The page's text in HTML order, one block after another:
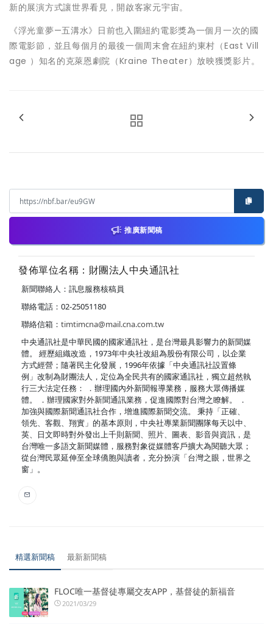
新的展演方式讓世界看見，開啟客家元宇宙。
《浮光童夢—五溝水》日前也入圍紐約電影獎為一個月一次的國
際電影節，並且每個月的最後一個周末會在紐約東村（East Vill
age ）知名的克萊恩劇院（Kraine Theater）放映獲獎影片。
推廣新聞稿
發佈單位名稱：財團法人中央通訊社
新聞聯絡人：訊息服務核稿員
聯絡電話：02-25051180
聯絡信箱： timtimcna@mail.cna.com.tw
中央通訊社是中華民國的國家通訊社，是台灣最具影響力的新聞媒
體。 經歷組織改造，1973年中央社改組為股份有限公司，以企業
方式經營；隨著民主化發展，1996年依據「中央通訊社設置條
例」改制為財團法人，定位為全民共有的國家通訊社，獨立超然執
行三大法定任務： ．辦理國內外新聞報導業務，服務大眾傳播媒
體。 ．辦理國家對外新聞通訊業務，促進國際對台灣之瞭解。 ．
加強與國際新聞通訊社合作，增進國際新聞交流。 秉持「正確、
領先、客觀、翔實」的基本原則，中央社專業新聞團隊每天以中、
英、日文即時對外發出上千則新聞、照片、圖表、影音與資訊，是
台灣唯一多語文新聞媒體，服務對象從媒體客戶擴大為閱聽大眾；
從台灣民眾延伸至全球僑胞與讀者，充分扮演「台灣之眼，世界之
窗」。
精選新聞稿 最新新聞稿
FLOC唯一基督徒專屬交友APP，基督徒的新福音
2021/03/29